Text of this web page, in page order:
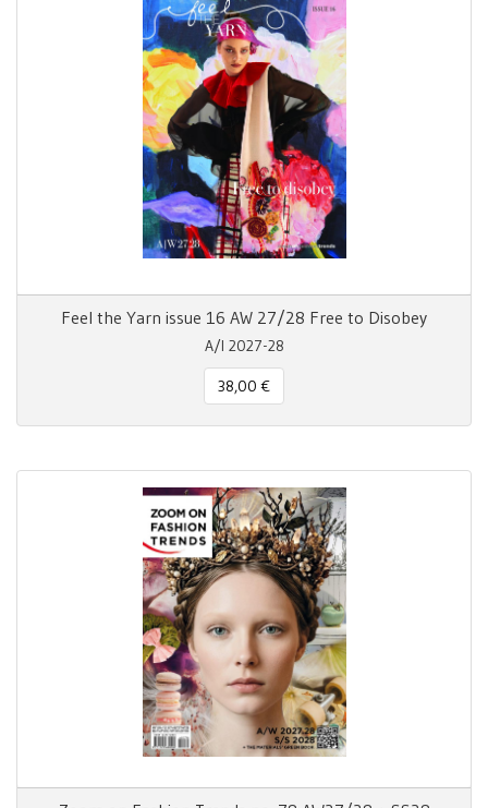
Feel the Yarn issue 16 AW 27/28 Free to Disobey
A/I 2027-28
38,00 €